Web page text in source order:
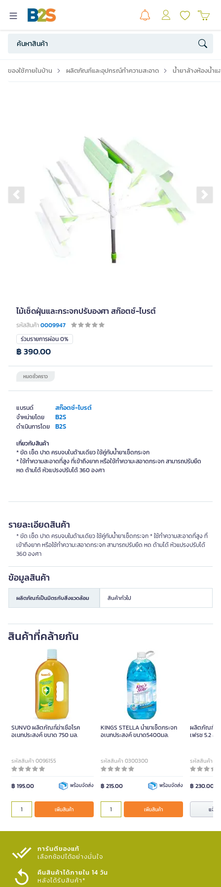
ของใช้ภายในบ้าน ผลิตภัณฑ์และอุปกรณ์ทำความสะอาด น้ำยาล้างห้องน้ำ
Previous slide
ไม้เช็ดฝุ่นและกระจกปรับองศา สก๊อตช์-ไบรต์
รหัสสินค้า0009947
แบรนด์ สก๊อตช์-ไบรต์
จำหน่ายโดย B2S
ดำเนินการโดย B2S
ร่วมรายการผ่อน 0%
หมดชั่วคราว
฿ 390.00
เกี่ยวกับสินค้า
* ขัด เช็ด ปาด ครบจบในด้ามเดียว ใช้คู่กับน้ำยาเช็ดกระจก
* ใช้ทำความสะอาดที่สูง ที่เข้าถึงยาก หรือใช้ทำความะสอาดกระจก สามารถปรับยืด
หด ด้ามได้ หัวแปรงปรับได้ 360 องศา
รายละเอียดสินค้า
* ขัด เช็ด ปาด ครบจบในด้ามเดียว ใช้คู่กับน้ำยาเช็ดกระจก * ใช้ทำความสะอาดที่สูง ที่
เข้าถึงยาก หรือใช้ทำความะสอาดกระจก สามารถปรับยืด หด ด้ามได้ หัวแปรงปรับได้
360 องศา
ข้อมูลสินค้า
ผลิตภัณฑ์เป็นมิตรกับสิ่งแวดล้อม สินค้าทั่วไป
สินค้าที่คล้ายกัน
SUNVO ผลิตภัณฑ์ฆ่าเชื้อโรค
อเนกประสงค์ ขนาด 750 มล.
รหัสสินค้า 0096155
฿ 195.00 พร้อมจัดส่ง
เพิ่มสินค้า
KINGS STELLA น้ำยาเช็ดกระจก
อเนกประสงค์ ขนาด5400มล.
รหัสสินค้า 0300300
฿ 215.00 พร้อมจัดส่ง
เพิ่มสินค้า
ผลิตภัณฑ์สะ
เฟรช 5.2 ลิต
รหัสสินค้า
฿ 230.00
แจ้ง
การันตีของแท้
เลือกช้อปได้อย่างมั่นใจ​
คืนสินค้าได้ภายใน 14 วัน
หลังได้รับสินค้า*